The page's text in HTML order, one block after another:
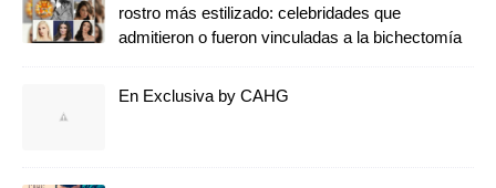
rostro más estilizado: celebridades que
admitieron o fueron vinculadas a la bichectomía
En Exclusiva by CAHG